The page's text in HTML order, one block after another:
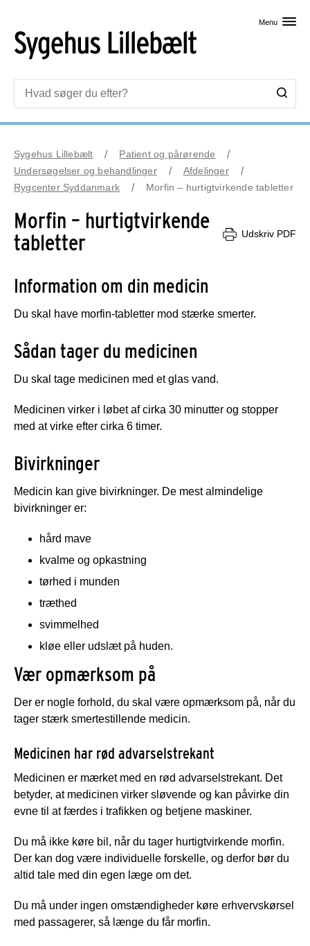
Menu
Sygehus Lillebælt
Patient og pårørende
Undersøgelser og behandlinger
Afdelinger
Rygcenter Syddanmark
Morfin – hurtigtvirkende tabletter
Morfin – hurtigtvirkende
tabletter
Udskriv PDF
Information om din medicin
Du skal have morfin-tabletter mod stærke smerter.
Sådan tager du medicinen
Du skal tage medicinen med et glas vand.
Medicinen virker i løbet af cirka 30 minutter og stopper
med at virke efter cirka 6 timer.
Bivirkninger
Medicin kan give bivirkninger. De mest almindelige
bivirkninger er:
hård mave
kvalme og opkastning
tørhed i munden
træthed
svimmelhed
kløe eller udslæt på huden.
Vær opmærksom på
Der er nogle forhold, du skal være opmærksom på, når du
tager stærk smertestillende medicin.
Medicinen har rød advarselstrekant
Medicinen er mærket med en rød advarselstrekant. Det
betyder, at medicinen virker sløvende og kan påvirke din
evne til at færdes i trafikken og betjene maskiner.
Du må ikke køre bil, når du tager hurtigtvirkende morfin.
Der kan dog være individuelle forskelle, og derfor bør du
altid tale med din egen læge om det.
Du må under ingen omstændigheder køre erhvervskørsel
med passagerer, så længe du får morfin.